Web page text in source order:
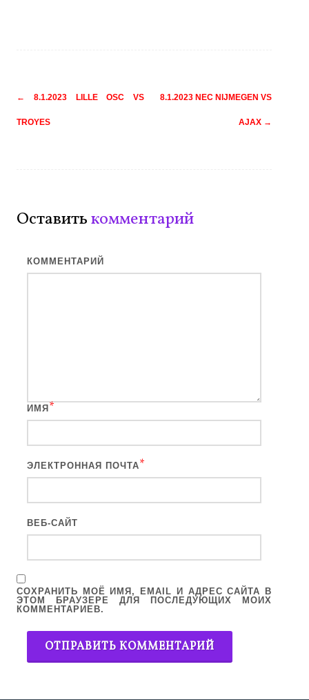
Навигация
← 8.1.2023 LILLE OSC VS
TROYES
8.1.2023 NEC NIJMEGEN VS
AJAX →
Оставитькомментарий
КОММЕНТАРИЙ
ИМЯ *
ЭЛЕКТРОННАЯ ПОЧТА*
ВЕБ-САЙТ
СОХРАНИТЬ МОЁ ИМЯ, EMAIL И АДРЕС САЙТА В
ЭТОМ БРАУЗЕРЕ ДЛЯ ПОСЛЕДУЮЩИХ МОИХ
КОММЕНТАРИЕВ.